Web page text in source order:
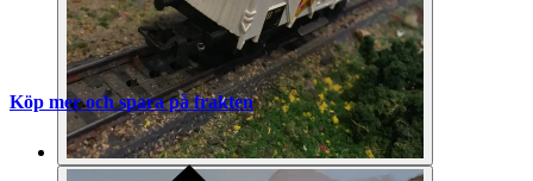
Köp mer och spara på frakten